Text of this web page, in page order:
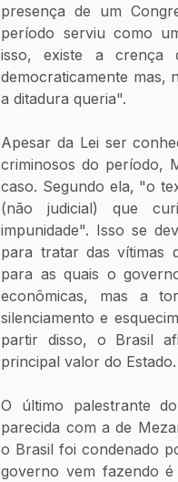
presença de um
período serviu como
isso, existe a crença
democraticamente mas,
a ditadura queria".
Apesar da Lei ser
criminosos do período,
caso. Segundo ela, "o
(não judicial) que
impunidade". Isso se
para tratar das vítimas
para as quais o
econômicas, mas a
silenciamento e
partir disso, o Brasil
principal valor do
O último palestrante
parecida com a de
o Brasil foi condenado
governo vem fazendo